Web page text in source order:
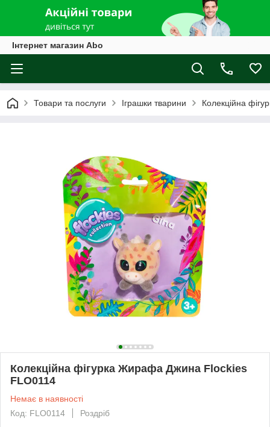
Інтернет магазин Abo
Товари та послуги Іграшки тварини Колекційна
Колекційна фігурка Жирафа Джина Flockies
FLO0114
Немає в наявності
Код: FLO0114
Роздріб